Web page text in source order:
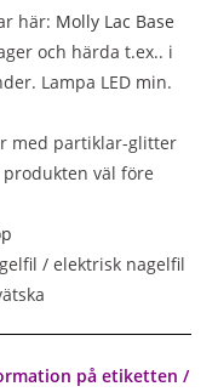
här: Molly Lac Base
och härda t.ex.. i
Lampa LED min.
med partiklar-glitter
väl före
/ elektrisk nagelfil
på etiketten /